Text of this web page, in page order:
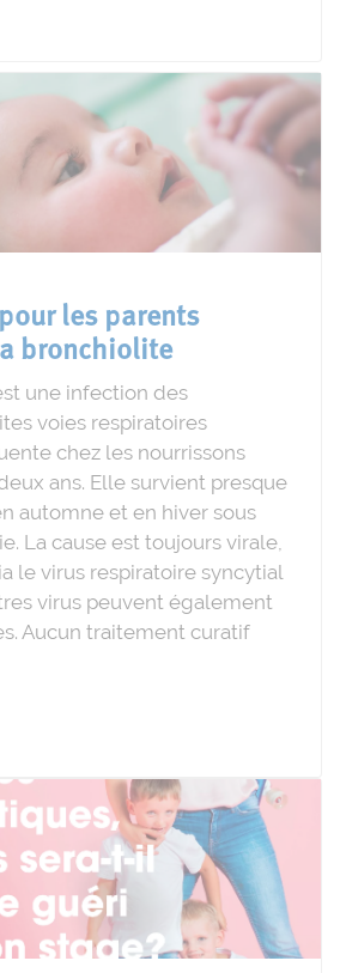
les parents
bronchiolite
une infection des
voies respiratoires
chez les nourrissons
ans. Elle survient presque
automne et en hiver sous
La cause est toujours virale,
le virus respiratoire syncytial
virus peuvent également
Aucun traitement curatif